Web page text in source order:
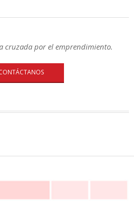
cruzada por el emprendimiento.